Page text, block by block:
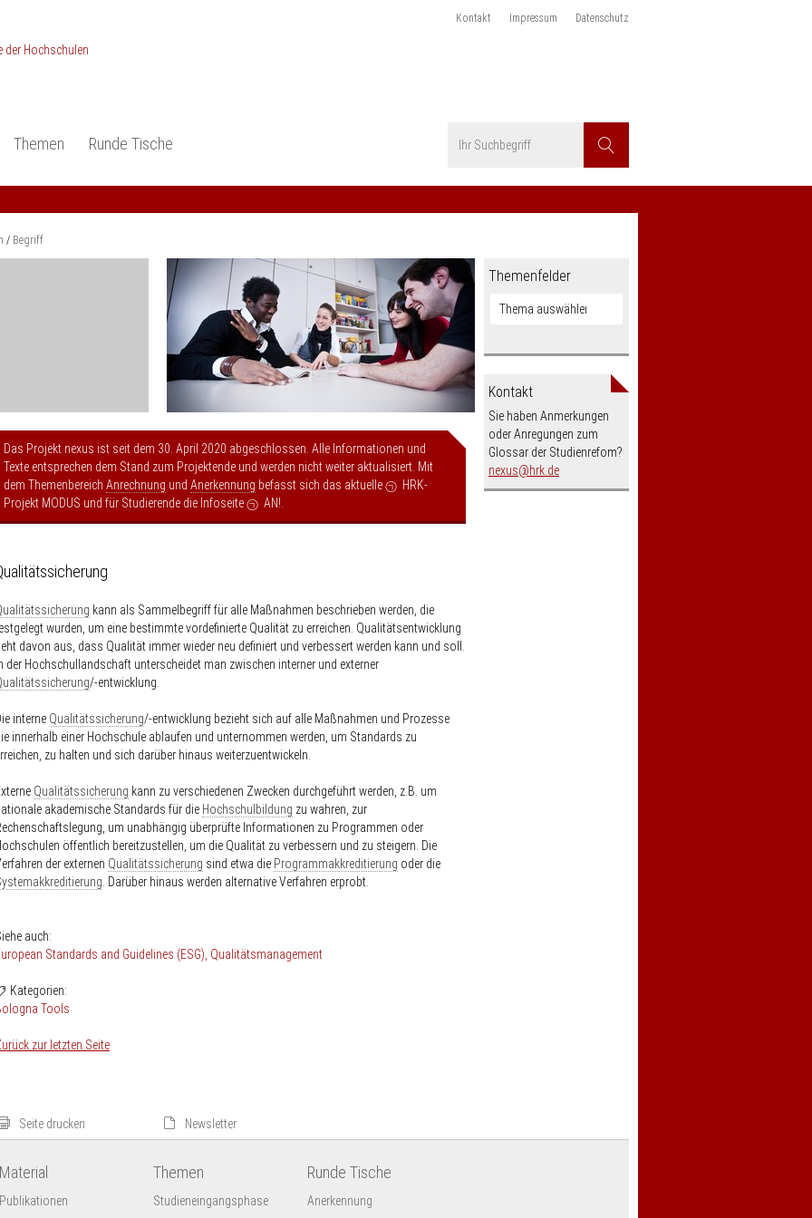
Kontakt Impressum Datenschutz
Suchen
Themen
Studieneingangsphase
Studienqualität
Praxisbezüge
Runde Tische
Anerkennung
wissenschaften
Begriff
Das Projekt nexus ist seit dem 30. April 2020 abgeschlossen. Alle Informationen und
Texte entsprechen dem Stand zum Projektende und werden nicht weiter aktualisiert. Mit
dem Themenbereich Anrechnung und Anerkennung befasst sich das aktuelle
HRK-
Projekt MODUS und für Studierende die Infoseite AN!
kann als Sammelbegriff für alle Maßnahmen beschrieben werden, die
wurden, um eine bestimmte vordefinierte Qualität zu erreichen. Qualitätsentwicklung
davon aus, dass Qualität immer wieder neu definiert und verbessert werden kann und soll.
der Hochschullandschaft unterscheidet man zwischen interner und externer
/-entwicklung.
interne Qualitätssicherung/-entwicklung bezieht sich auf alle Maßnahmen und Prozesse
innerhalb einer Hochschule ablaufen und unternommen werden, um Standards zu
zu halten und sich darüber hinaus weiterzuentwickeln.
Qualitätssicherung kann zu verschiedenen Zwecken durchgeführt werden, z.B. um
akademische Standards für die Hochschulbildung zu wahren, zur
um unabhängig überprüfte Informationen zu Programmen oder
öffentlich bereitzustellen, um die Qualität zu verbessern und zu steigern. Die
der externen Qualitätssicherung sind etwa die Programmakkreditierung oder die
. Darüber hinaus werden alternative Verfahren erprobt.
auch:
Standards and Guidelines (ESG) Qualitätsmanagement
Kategorien:
Tools
zur letzten Seite
Themenfelder
Kontakt
Sie haben Anmerkungen
oder Anregungen zum
Glossar der Studienrefom?
nexus
nospam-
hrk.de
Seite drucken Newsletter
Material
Publikationen
Themen
Studieneingangsphase
Runde Tische
Anerkennung